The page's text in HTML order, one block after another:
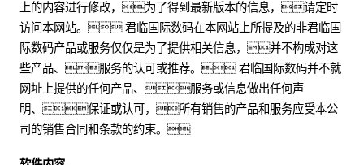
上的内容进行修改，为了得到最新版本的信息，请定时
访问本网站。 君临国际数码在本网站上所提及的非君临国
际数码产品或服务仅仅是为了提供相关信息，并不构成对这
些产品、服务的认可或推荐。 君临国际数码并不就
网址上提供的任何产品、服务或信息做出任何声
明、保证或认可，所有销售的产品和服务应受本公
司的销售合同和条款的约束。